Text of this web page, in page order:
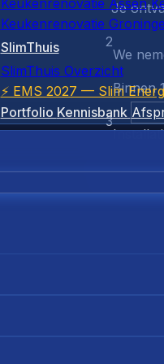
Keukenrenovatie Assen
Keukenrenovatie
SlimThuis
SlimThuis Overzicht
⚡ EMS 2027 — Slim
Portfolio Kennisbank
Je
2
We
Binnen
3